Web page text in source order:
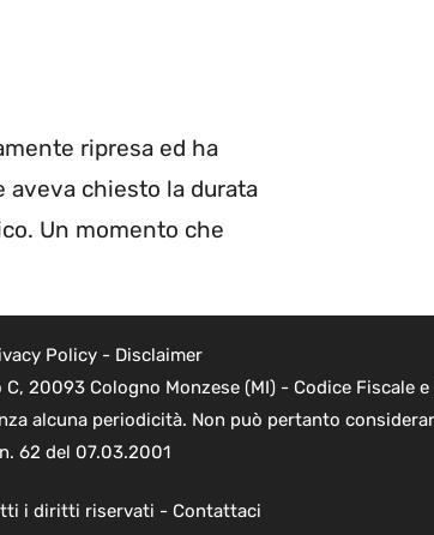
ripresa ed ha
chiesto la durata
Un momento che
Policy- Disclaimer
20093 Cologno Monzese (MI) - Codice Fiscale
alcuna periodicità. Non può pertanto
62 del 07.03.2001
i diritti riservati - Contattaci